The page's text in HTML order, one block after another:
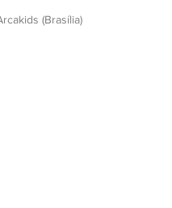
(Brasília)